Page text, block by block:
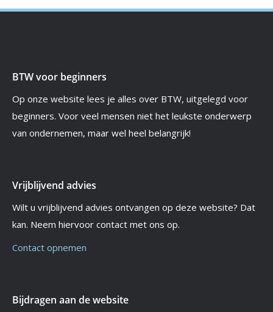
BTW voor beginners
Op onze website lees je alles over BTW, uitgelegd voor
beginners. Voor veel mensen niet het leukste onderwerp
van ondernemen, maar wel heel belangrijk!
Vrijblijvend advies
Wilt u vrijblijvend advies ontvangen op deze website? Dat
kan. Neem hiervoor contact met ons op.
Contact opnemen
Bijdragen aan de website